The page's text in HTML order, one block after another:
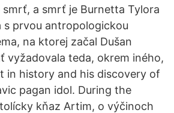
a smrť je Burnetta Tylora
s prvou antropologickou
na ktorej začal Dušan
vyžadovala teda, okrem iného,
in history and his discovery of
pagan idol. During the
kňaz Artim, o výčinoch